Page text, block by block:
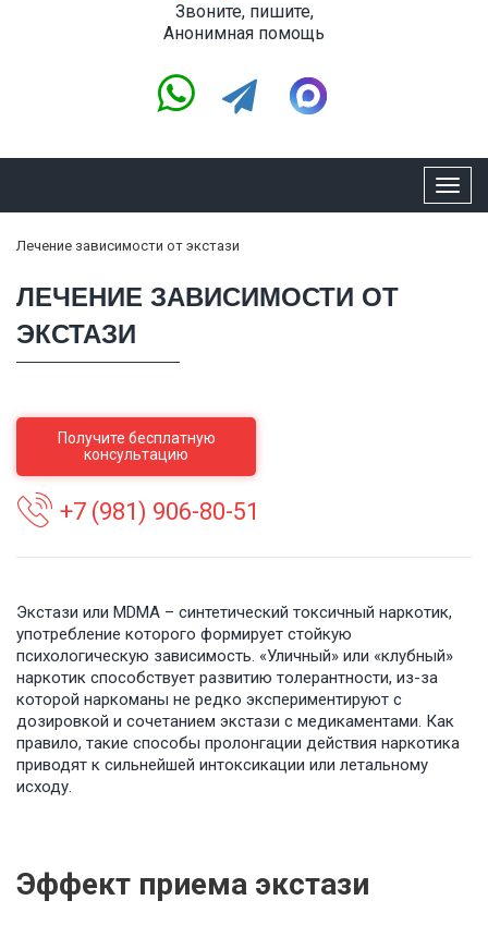
Звоните, пишите,
Анонимная помощь
Лечение зависимости от экстази
ЛЕЧЕНИЕ ЗАВИСИМОСТИ ОТ
ЭКСТАЗИ
Получите бесплатную
консультацию
+7 (981) 906-80-51
Экстази или MDMA – синтетический токсичный наркотик,
употребление которого формирует стойкую
психологическую зависимость. «Уличный» или «клубный»
наркотик способствует развитию толерантности, из-за
которой наркоманы не редко экспериментируют с
дозировкой и сочетанием экстази с медикаментами. Как
правило, такие способы пролонгации действия наркотика
приводят к сильнейшей интоксикации или летальному
исходу.
Эффект приема экстази